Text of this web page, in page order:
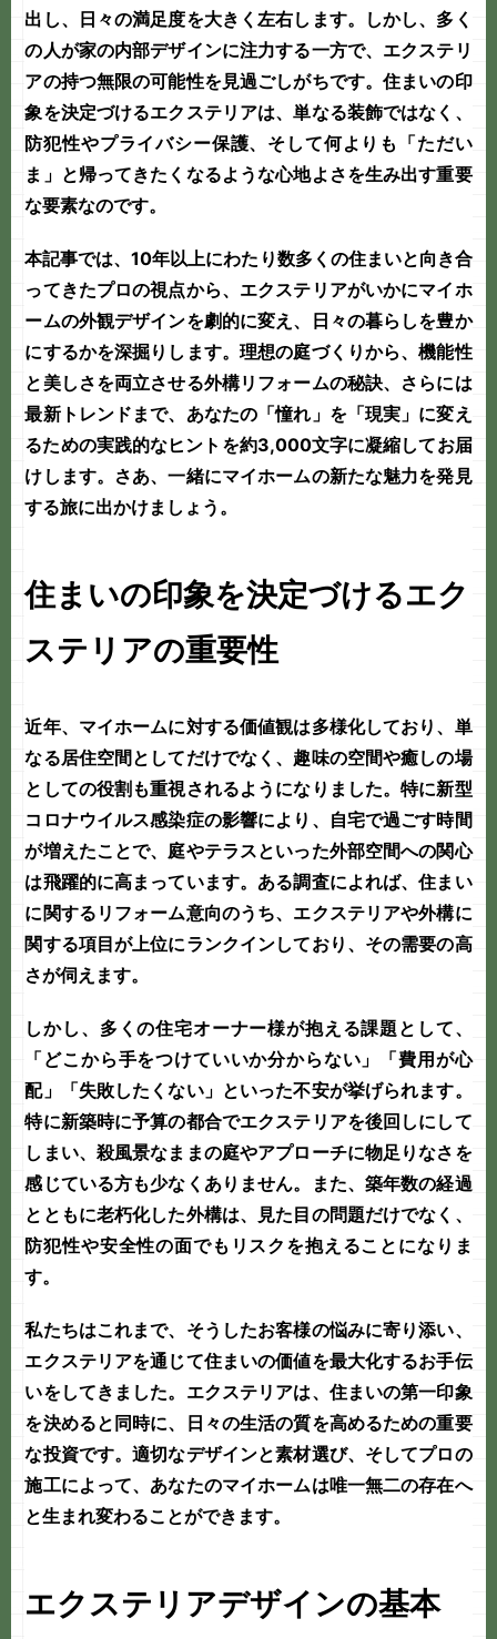
出し、日々の満足度を大きく左右します。しかし、多く
の人が家の内部デザインに注力する一方で、 エクステリ
アの持つ無限の可能性を見過ごしがちです。住まいの印
象を決定づけるエクステリアは、単なる装飾ではなく、
防犯性やプライバシー保護、そして何よりも「ただい
ま」と帰ってきたくなるような心地よさを生み出す重要
な要素なのです。
本記事では、10年以上にわたり数多くの住まいと向き合
ってきたプロの視点から、エクステリアがいかにマイホ
ームの外観デザインを劇的に変え、日々の暮らしを豊か
にするかを深掘りします。理想の庭づくりから、機能性
と美しさを両立させる外構リフォームの秘訣、さらには
最新トレンドまで、あなたの「憧れ」を「現実」に変え
るための実践的なヒントを約3,000文字に凝縮してお届
けします。さあ、一緒にマイホームの新たな魅力を発見
する旅に出かけましょう。
住まいの印象を決定づけるエク
ステリアの重要性
近年、マイホームに対する価値観は多様化しており、単
なる居住空間としてだけでなく、趣味の空間や癒しの場
としての役割も重視されるようになりました。特に新型
コロナウイルス感染症の影響により、自宅で過ごす時間
が増えたことで、庭やテラスといった外部空間への関心
は飛躍的に高まっています。ある調査によれば、住まい
に関するリフォーム意向のうち、エクステリアや外構に
関する項目が上位にランクインしており、その需要の高
さが伺えます。
しかし、多くの住宅オーナー様が抱える課題として、
「どこから手をつけていいか分からない」「費用が心
配」「失敗したくない」といった不安が挙げられます。
特に新築時に予算の都合でエクステリアを後回しにして
しまい、殺風景なままの庭やアプローチに物足りなさを
感じている方も少なくありません。また、築年数の経過
とともに老朽化した外構は、見た目の問題だけでなく、
防犯性や安全性の面でもリスクを抱えることになりま
す。
私たちはこれまで、そうしたお客様の悩みに寄り添い、
エクステリアを通じて住まいの価値を最大化するお手伝
いをしてきました。エクステリアは、住まいの第一印象
を決めると同時に、日々の生活の質を高めるための重要
な投資です。適切なデザインと素材選び、そしてプロの
施工によって、あなたのマイホームは唯一無二の存在へ
と生まれ変わることができます。
エクステリアデザインの基本